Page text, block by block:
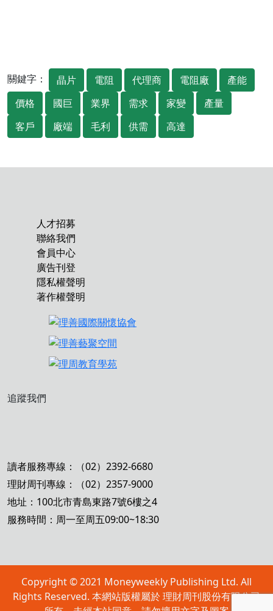
關鍵字： 晶片 電阻 代理商 電阻廠
產能
價格
國巨 業界 需求 家變
產量
客戶
廠端 毛利 供需 高達
人才招募
聯絡我們
會員中心
廣告刊登
隱私權聲明
著作權聲明
追蹤我們
讀者服務專線：（02）2392-6680
理財周刊專線：（02）2357-9000
地址：100北市青島東路7號6樓之4
服務時間：周一至周五09:00~18:30
Copyright © 2021 Moneyweekly Publishing Ltd. All
Rights Reserved. 本網站版權屬於 理財周刊股份有限公司